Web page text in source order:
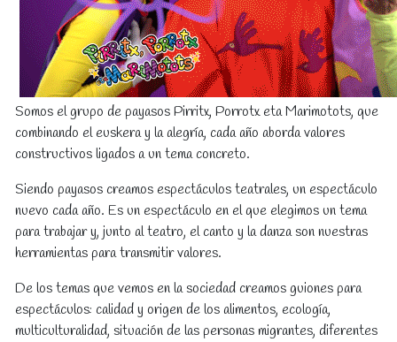
Somos el grupo de payasos Pirritx, Porrotx eta Marimotots, que
combinando el euskera y la alegría, cada año aborda valores
constructivos ligados a un tema concreto.
Siendo payasos creamos espectáculos teatrales, un espectáculo
nuevo cada año. Es un espectáculo en el que elegimos un tema
para trabajar y, junto al teatro, el canto y la danza son nuestras
herramientas para transmitir valores.
De los temas que vemos en la sociedad creamos guiones para
espectáculos: calidad y origen de los alimentos, ecología,
multiculturalidad, situación de las personas migrantes, diferentes